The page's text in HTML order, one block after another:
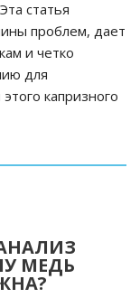
статья
проблем, дает
и четко
для
капризного
МЕДЬ